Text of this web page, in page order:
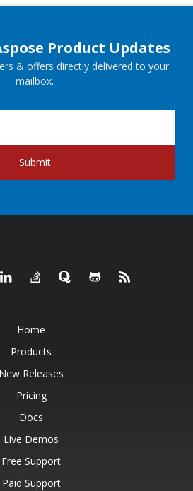
Product Updates
& offers directly delivered to your
mailbox.
Submit
Home
Products
New Releases
Pricing
Docs
Live Demos
Free Support
Paid Support